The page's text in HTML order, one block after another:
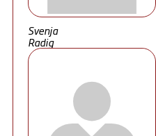
Svenja
Radig